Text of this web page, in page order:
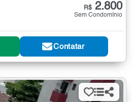
R$ 2.800
Sem Condomínio
Contatar